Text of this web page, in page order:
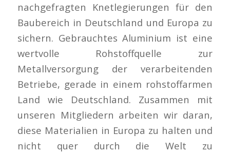
nachgefragten Knetlegierungen für den
Baubereich in Deutschland und Europa zu
sichern. Gebrauchtes Aluminium ist eine
wertvolle Rohstoffquelle zur
Metallversorgung der verarbeitenden
Betriebe, gerade in einem rohstoffarmen
Land wie Deutschland. Zusammen mit
unseren Mitgliedern arbeiten wir daran,
diese Materialien in Europa zu halten und
nicht quer durch die Welt zu